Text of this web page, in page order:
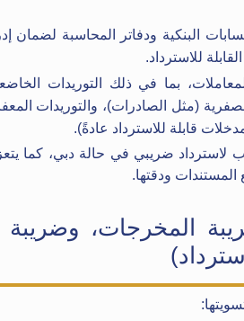
البنكية ودفاتر المحاسبة لضمان
للاسترداد.
(مثل الصادرات)، والتوريدات
قابلة للاسترداد عادةً).
ضريبي في حالة دبي، كما
ودقتها.
المخرجات، وضريبة